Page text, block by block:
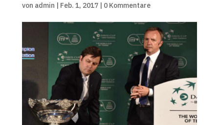
von admin | Feb. 1, 2017| 0 Kommentare